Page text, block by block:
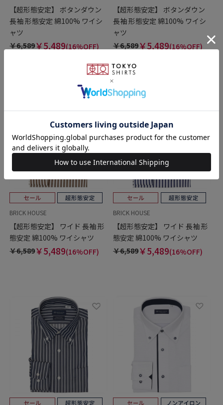
【超形態安定】 ボタンダウン
長袖 形態安定 綿100% ワイシ
ャツ
￥6,589￥5,489(16%OFF)
【超形態安定】 ボタンダウン
長袖 形態安定 綿100% ワイシ
ャツ
￥6,589￥5,489(16%OFF)
BRICK HOUSE
【超形態安定】 ワイド 長袖 形
態安定 綿100% ワイシャツ
￥6,589￥5,489(16%OFF)
BRICK HOUSE
【超形態安定】 ワイド 長袖 形
態安定 綿100% ワイシャツ
￥6,589￥5,489(16%OFF)